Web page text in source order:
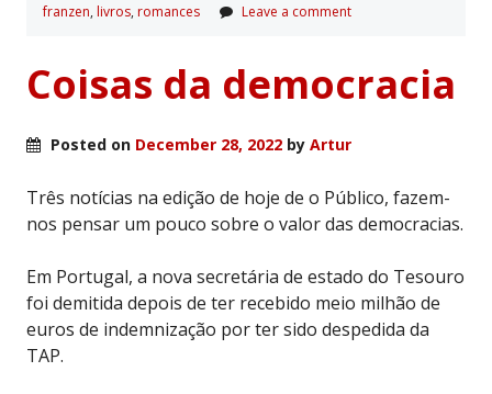
franzen, livros, romances Leave a comment
Coisas da democracia
Posted on December 28, 2022 by Artur
Três notícias na edição de hoje de o Público, fazem-
nos pensar um pouco sobre o valor das democracias.
Em Portugal, a nova secretária de estado do Tesouro
foi demitida depois de ter recebido meio milhão de
euros de indemnização por ter sido despedida da
TAP.